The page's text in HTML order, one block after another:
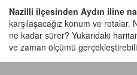
Nazilli ilçesinden Aydın iline
karşılaşacağız konum ve rotalar.
ne kadar sürer? Yukarıdaki
ve zaman ölçümü